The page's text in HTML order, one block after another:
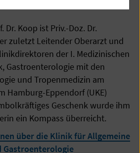
Dr. Koop ist Priv.-Doz. Dr.
zuletzt Leitender Oberarzt und
der I. Medizinischen
Gastroenterologie mit den
und Tropenmedizin am
Hamburg-Eppendorf (UKE)
Geschenk wurde ihm
ein Kompass überreicht.
über die Klinik für Allgemeine
Gastroenterologie